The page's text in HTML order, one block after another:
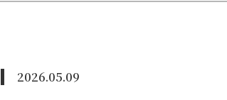
2026.05.09